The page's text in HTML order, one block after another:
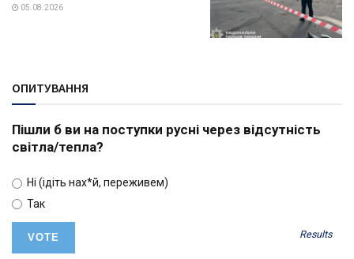
05.08.2026
ОПИТУВАННЯ
Пішли б ви на поступки русні через відсутність
світла/тепла?
Ні (ідіть нах*й, переживем)
Так
Results